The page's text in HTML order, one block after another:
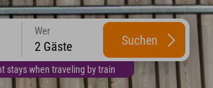
stays when traveling by train
Wer
2 Gäste Suchen